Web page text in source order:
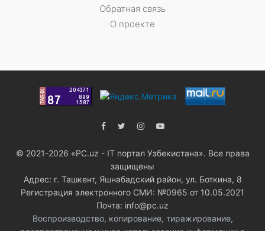
Обратная связь
О проекте
© 2021-2026 «PC.uz - IT портал Узбекистана». Все права
защищены
Адрес: г. Ташкент, Яшнабадский район, ул. Боткина, 8
Регистрация электронного СМИ: №0965 от 10.05.2021
Почта: info@pc.uz
Воспроизводство, копирование, тиражирование,